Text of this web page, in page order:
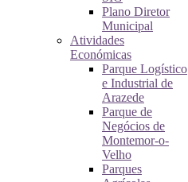
Plano Diretor
Municipal
Atividades
Económicas
Parque Logístico
e Industrial de
Arazede
Parque de
Negócios de
Montemor-o-
Velho
Parques